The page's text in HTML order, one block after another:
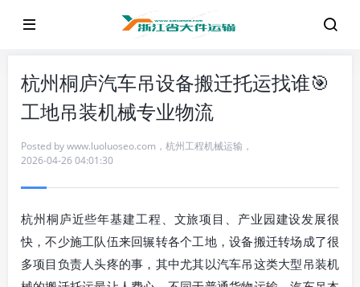
杭州桐庐汽车吊设备搬迁托运找谁🎯
工地吊装机械专业物流
Posted bywww.luoluoseo.com ， 杭州工程机械运输 ，
2026-04-26 04:01:30
杭州桐庐近些年基建工程、文旅项目、产业园建设发展很
快，不少施工队伍来回辗转各个工地，设备搬迁转场成了很
多项目负责人头疼的事，其中尤其以汽车吊这类大型吊装机